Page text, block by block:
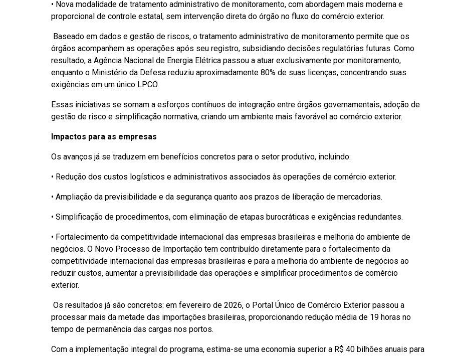
• Nova modalidade de tratamento administrativo de monitoramento, com abordagem mais moderna e
proporcional de controle estatal, sem intervenção direta do órgão no fluxo do comércio exterior.
Baseado em dados e gestão de riscos, o tratamento administrativo de monitoramento permite que os
órgãos acompanhem as operações após seu registro, subsidiando decisões regulatórias futuras. Como
resultado, a Agência Nacional de Energia Elétrica passou a atuar exclusivamente por monitoramento,
enquanto o Ministério da Defesa reduziu aproximadamente 80% de suas licenças, concentrando suas
exigências em um único LPCO.
Essas iniciativas se somam a esforços contínuos de integração entre órgãos governamentais, adoção de
gestão de risco e simplificação normativa, criando um ambiente mais favorável ao comércio exterior.
Impactos para as empresas
Os avanços já se traduzem em benefícios concretos para o setor produtivo, incluindo:
• Redução dos custos logísticos e administrativos associados às operações de comércio exterior.
• Ampliação da previsibilidade e da segurança quanto aos prazos de liberação de mercadorias.
• Simplificação de procedimentos, com eliminação de etapas burocráticas e exigências redundantes.
• Fortalecimento da competitividade internacional das empresas brasileiras e melhoria do ambiente de
negócios. O Novo Processo de Importação tem contribuído diretamente para o fortalecimento da
competitividade internacional das empresas brasileiras e para a melhoria do ambiente de negócios ao
reduzir custos, aumentar a previsibilidade das operações e simplificar procedimentos de comércio
exterior.
Os resultados já são concretos: em fevereiro de 2026, o Portal Único de Comércio Exterior passou a
processar mais da metade das importações brasileiras, proporcionando redução média de 19 horas no
tempo de permanência das cargas nos portos.
Com a implementação integral do programa, estima-se uma economia superior a R$ 40 bilhões anuais para